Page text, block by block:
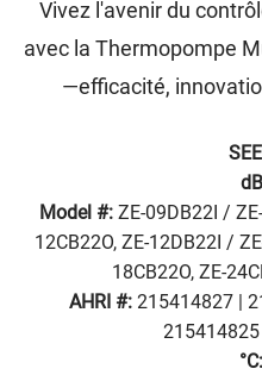
Vivez l'avenir du
avec la Thermopompe
—efficacité,
Model #: ZE-09DB22I /
12CB22O, ZE-12DB22I /
18CB22O, ZE-
AHRI #: 215414827 |
°C: